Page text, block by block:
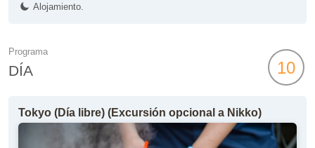
Alojamiento.
Programa
DÍA 10
Tokyo (Día libre) (Excursión opcional a Nikko)